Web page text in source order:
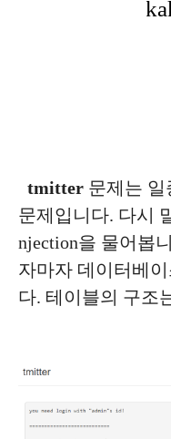
tmitter 문제는 일
문제입니다. 다시
njection을 물어봅
자마자 데이터베
다. 테이블의 구조